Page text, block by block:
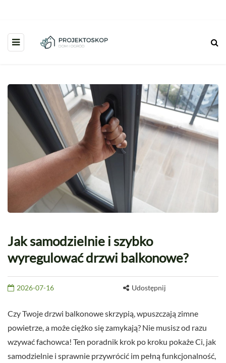
Jak samodzielnie i szybko
wyregulować drzwi balkonowe?
2026-07-16 Udostępnij
Czy Twoje drzwi balkonowe skrzypią, wpuszczają zimne
powietrze, a może ciężko się zamykają? Nie musisz od razu
wzywać fachowca! Ten poradnik krok po kroku pokaże Ci, jak
samodzielnie i sprawnie przywrócić im pełną funkcjonalność,